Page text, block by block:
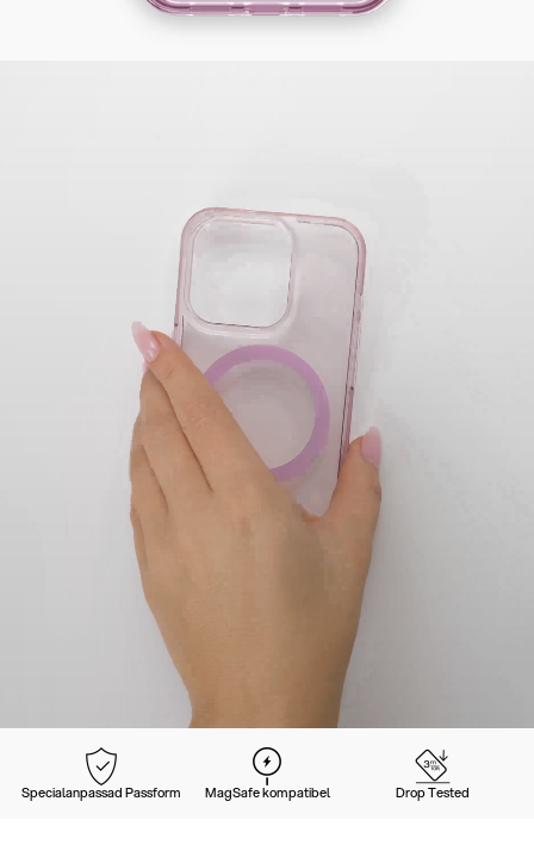
Specialanpassad Passform MagSafe kompatibel Drop Tested